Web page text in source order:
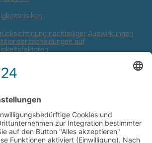
nachteiliger Auswirkungen
auf
zur EU Taxonomie